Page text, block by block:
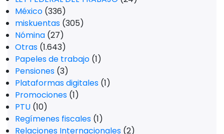
México (336)
miskuentas (305)
Nómina (27)
Otras (1.643)
Papeles de trabajo (1)
Pensiones (3)
Plataformas digitales (1)
Promociones (1)
PTU (10)
Regímenes fiscales (1)
Relaciones Internacionales (2)